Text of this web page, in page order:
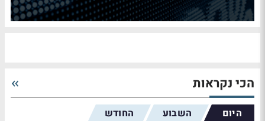
הכי נקראות
היום השבוע החודש